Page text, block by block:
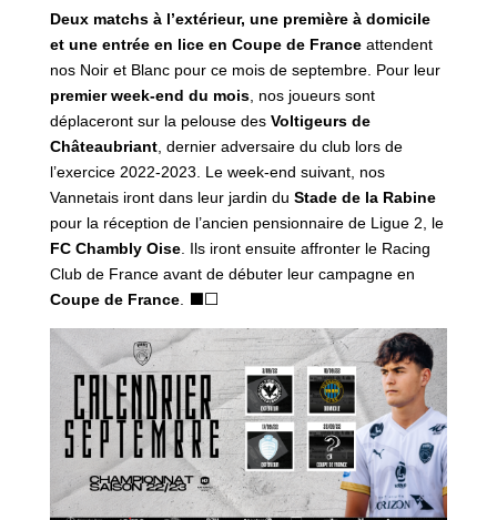
Deux matchs à l’extérieur, une première à domicile
et une entrée en lice en Coupe de Franceattendent
nos Noir et Blanc pour ce mois de septembre. Pour leur
premier week-end du mois, nos joueurs sont
déplaceront sur la pelouse desVoltigeurs de
Châteaubriant, dernier adversaire du club lors de
l’exercice 2022-2023. Le week-end suivant, nos
Vannetais iront dans leur jardin du Stade de la Rabine
pour la réception de l’ancien pensionnaire de Ligue 2, le
FC Chambly Oise. Ils iront ensuite affronter le Racing
Club de France avant de débuter leur campagne en
Coupe de France. ⬛️⬜️